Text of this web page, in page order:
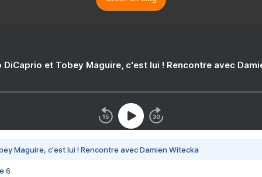
DiCaprio et Tobey Maguire, c'est lui ! Rencontre avec
Maguire, c'est lui ! Rencontre avec Damien Witecka
6